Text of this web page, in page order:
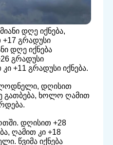
დღე იქნება,
გრადუსი
დღე იქნება
გრადუსი
+11 გრადუსი იქნება.
დღისით
გათბება, ხოლო ღამით
დღისით +28
ღამით კი +18
წვიმა იქნება